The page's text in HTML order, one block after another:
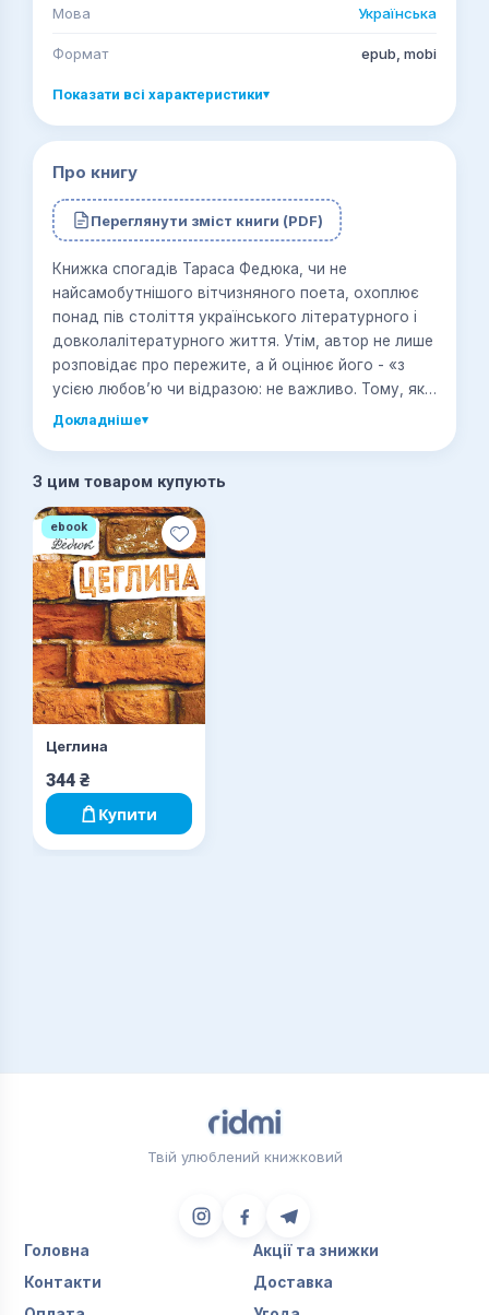
Мова Українська
Формат epub, mobi
Показати всі характеристики▾
Про книгу
Переглянути зміст книги (PDF)
Книжка спогадів Тараса Федюка, чи не
найсамобутнішого вітчизняного поета, охоплює
понад пів століття українського літературного і
довколалітературного життя. Утім, автор не лише
розповідає про пережите, а й оцінює його - «з
усією любов’ю чи відразою: не важливо. Тому, як
кажуть в Україні, вибачайте, коли що не так».
Докладніше▾
З цим товаром купують
ebook
Цеглина
344 ₴
Купити
Твій улюблений книжковий
Головна
Акції та знижки
Контакти
Доставка